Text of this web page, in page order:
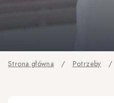
Strona główna / Potrzeby /